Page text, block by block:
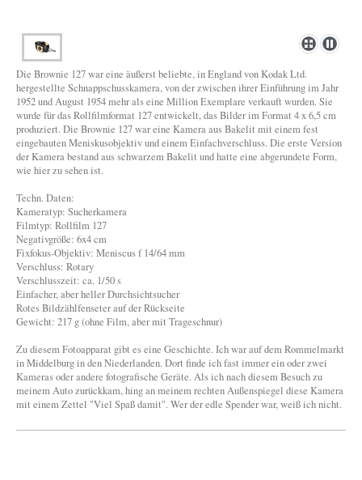
Die Brownie 127 war eine äußerst beliebte, in England von Kodak Ltd.
hergestellte Schnappschusskamera, von der zwischen ihrer Einführung im Jahr
1952 und August 1954 mehr als eine Million Exemplare verkauft wurden. Sie
wurde für das Rollfilmformat 127 entwickelt, das Bilder im Format 4 x 6,5 cm
produziert. Die Brownie 127 war eine Kamera aus Bakelit mit einem fest
eingebauten Meniskusobjektiv und einem Einfachverschluss. Die erste Version
der Kamera bestand aus schwarzem Bakelit und hatte eine abgerundete Form,
wie hier zu sehen ist.
Techn. Daten:
Kameratyp: Sucherkamera
Filmtyp: Rollfilm 127
Negativgröße: 6x4 cm
Fixfokus-Objektiv: Meniscus f 14/64 mm
Verschluss: Rotary
Verschlusszeit: ca. 1/50 s
Einfacher, aber heller Durchsichtsucher
Rotes Bildzählfenseter auf der Rückseite
Gewicht: 217 g (ohne Film, aber mit Trageschnur)
Zu diesem Fotoapparat gibt es eine Geschichte. Ich war auf dem Rommelmarkt
in Middelburg in den Niederlanden. Dort finde ich fast immer ein oder zwei
Kameras oder andere fotografische Geräte. Als ich nach diesem Besuch zu
meinem Auto zurückkam, hing an meinem rechten Außenspiegel diese Kamera
mit einem Zettel "Viel Spaß damit". Wer der edle Spender war, weiß ich nicht.